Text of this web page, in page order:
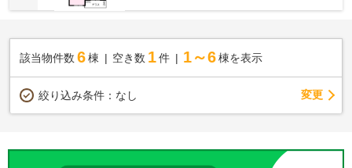
該当物件数 6棟 空き数 1 件 1～6 棟を表示
絞り込み条件： なし 変更